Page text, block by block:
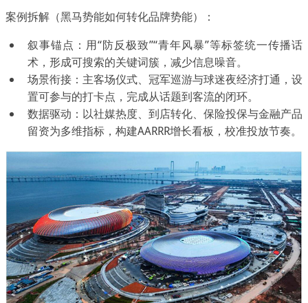
案例拆解（黑马势能如何转化品牌势能）：
叙事锚点：用“防反极致”“青年风暴”等标签统一传播话
术，形成可搜索的关键词簇，减少信息噪音。
场景衔接：主客场仪式、冠军巡游与球迷夜经济打通，设
置可参与的打卡点，完成从话题到客流的闭环。
数据驱动：以社媒热度、到店转化、保险投保与金融产品
留资为多维指标，构建AARRR增长看板，校准投放节奏。